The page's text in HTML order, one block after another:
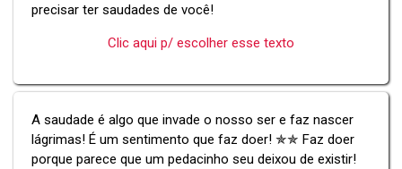
precisar ter saudades de você!
Clic aqui p/ escolher esse texto
A saudade é algo que invade o nosso ser e faz nascer
lágrimas! É um sentimento que faz doer! ✯✯ Faz doer
porque parece que um pedacinho seu deixou de existir!